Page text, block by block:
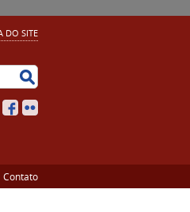
DO SITE
YouTubeFacebook
Contato